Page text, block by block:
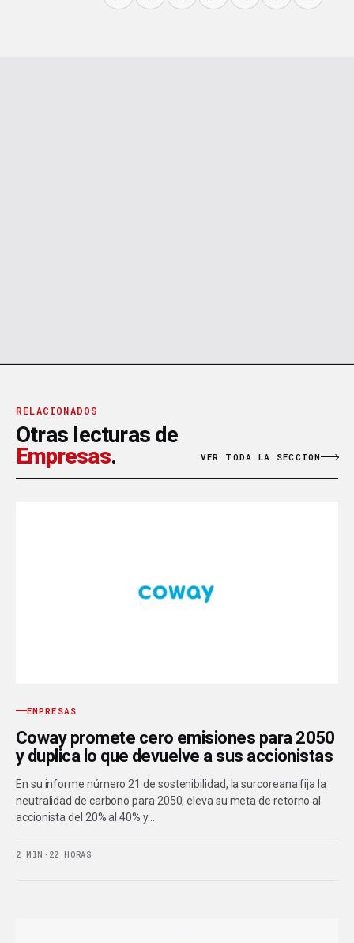
RELACIONADOS
Otras lecturas de
Empresas. VER TODA LA SECCIÓN
EMPRESAS
Coway promete cero emisiones para 2050
y duplica lo que devuelve a sus accionistas
En su informe número 21 de sostenibilidad, la surcoreana fija la
neutralidad de carbono para 2050, eleva su meta de retorno al
accionista del 20% al 40% y…
2 MIN · 22 HORAS